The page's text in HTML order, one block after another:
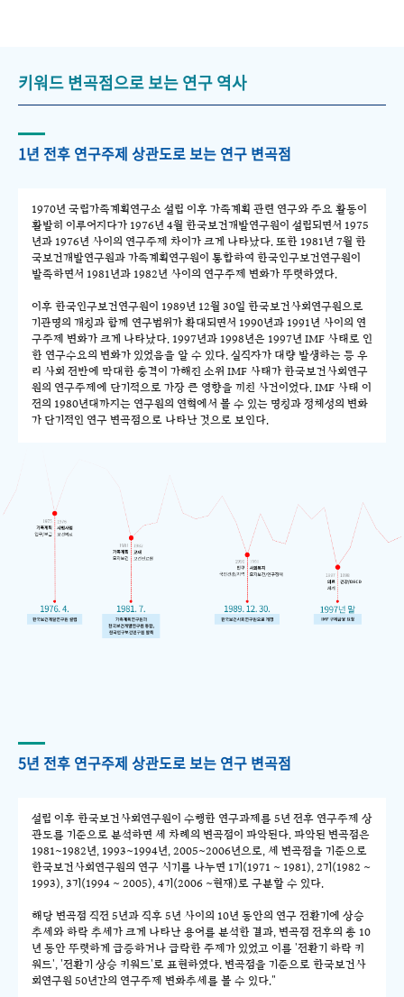
키워드 변곡점으로 보는 연구 역사
1년 전후 연구주제 상관도로 보는 연구 변곡점
1970년 국립가족계획연구소 설립 이후 가족계획 관련 연구와 주요 활동이
활발히 이루어지다가 1976년 4월 한국보건개발연구원이 설립되면서 1975
년과 1976년 사이의 연구주제 차이가 크게 나타났다. 또한 1981년 7월 한
국보건개발연구원과 가족계획연구원이 통합하여 한국인구보건연구원이
발족하면서 1981년과 1982년 사이의 연구주제 변화가 뚜렷하였다.
이후 한국인구보건연구원이 1989년 12월 30일 한국보건사회연구원으로
기관명의 개칭과 함께 연구범위가 확대되면서 1990년과 1991년 사이의 연
구주제 변화가 크게 나타났다. 1997년과 1998년은 1997년 IMF 사태로 인
한 연구수요의 변화가 있었음을 알 수 있다. 실직자가 대량 발생하는 등 우
리 사회 전반에 막대한 충격이 가해진 소위 IMF 사태가 한국보건사회연구
원의 연구주제에 단기적으로 가장 큰 영향을 끼친 사건이었다. IMF 사태 이
전의 1980년대까지는 연구원의 연혁에서 볼 수 있는 명칭과 정체성의 변화
가 단기적인 연구 변곡점으로 나타난 것으로 보인다.
5년 전후 연구주제 상관도로 보는 연구 변곡점
설립 이후 한국보건사회연구원이 수행한 연구과제를 5년 전후 연구주제 상
관도를 기준으로 분석하면 세 차례의 변곡점이 파악된다. 파악된 변곡점은
1981~1982년, 1993~1994년, 2005~2006년으로, 세 변곡점을 기준으로
한국보건사회연구원의 연구 시기를 나누면 1기(1971 ~ 1981), 2기(1982 ~
1993), 3기(1994 ~ 2005), 4기(2006 ~현재)로 구분할 수 있다.
해당 변곡점 직전 5년과 직후 5년 사이의 10년 동안의 연구 전환기에 상승
추세와 하락 추세가 크게 나타난 용어를 분석한 결과, 변곡점 전후의 총 10
년 동안 뚜렷하게 급증하거나 급락한 주제가 있었고 이를 '전환기 하락 키
워드', '전환기 상승 키워드'로 표현하였다. 변곡점을 기준으로 한국보건사
회연구원 50년간의 연구주제 변화추세를 볼 수 있다."